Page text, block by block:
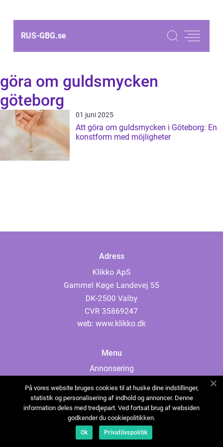
RUS-GBG.se
göra om guldsmycken
göteborg
01 juni 2025
Att göra om guldsmycken i Göteborg: En
konstform med möjligheter
Adress
web: www.klikko.dk
Menu
Annonsering
Cookies
Kontakta oss
Sitemap
På vores website bruges cookies til at huske dine indstillinger,
statistik og personalisering af indhold og annoncer. Denne
information deles med tredjepart. Ved fortsat brug af websiden
godkender du cookiepolitikken.
Ok Privatlivspolitik